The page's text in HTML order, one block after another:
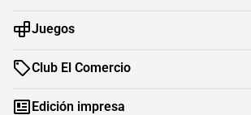
Juegos
Club El Comercio
Edición impresa